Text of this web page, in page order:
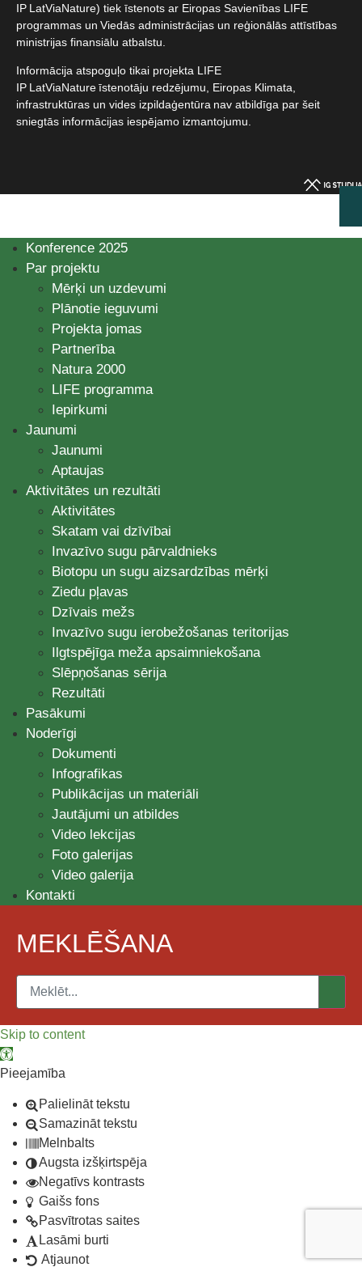
IP LatViaNature) tiek īstenots ar Eiropas Savienības LIFE
programmas un Viedās administrācijas un reģionālās attīstības
ministrijas finansiālu atbalstu.​
Informācija atspoguļo tikai projekta LIFE
IP LatViaNature īstenotāju redzējumu, Eiropas Klimata,
infrastruktūras un vides izpildaģentūra nav atbildīga par šeit
sniegtās informācijas iespējamo izmantojumu.​
Konference 2025
Par projektu
Mērķi un uzdevumi
Plānotie ieguvumi
Projekta jomas
Partnerība
Natura 2000
LIFE programma
Iepirkumi
Jaunumi
Jaunumi
Aptaujas
Aktivitātes un rezultāti
Aktivitātes
Skatam vai dzīvībai
Invazīvo sugu pārvaldnieks
Biotopu un sugu aizsardzības mērķi
Ziedu pļavas
Dzīvais mežs
Invazīvo sugu ierobežošanas teritorijas
Ilgtspējīga meža apsaimniekošana
Slēpņošanas sērija
Rezultāti
Pasākumi
Noderīgi
Dokumenti
Infografikas
Publikācijas un materiāli
Jautājumi un atbildes
Video lekcijas
Foto galerijas
Video galerija
Kontakti
MEKLĒŠANA
Skip to content
Open toolbar
Pieejamība
Palielināt tekstu
Samazināt tekstu
Melnbalts
Augsta izšķirtspēja
Negatīvs kontrasts
Gaišs fons
Pasvītrotas saites
Lasāmi burti
Atjaunot